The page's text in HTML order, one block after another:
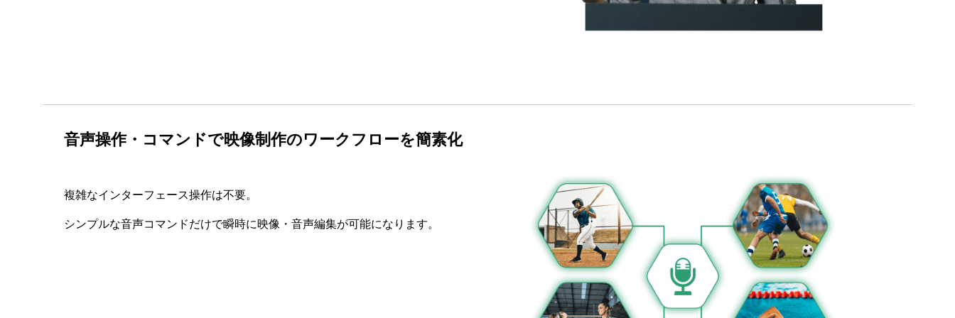
音声操作・コマンドで映像制作のワークフローを簡素化
複雑なインターフェース操作は不要。
シンプルな音声コマンドだけで瞬時に映像・音声編集が可能になります。